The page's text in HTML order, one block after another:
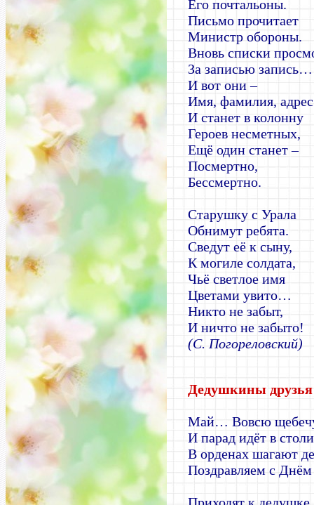
Его почтальоны.
Письмо прочитает
Министр обороны.
Вновь списки
За записью запись…
И вот они –
Имя, фамилия,
И станет в колонну
Героев несметных,
Ещё один станет –
Посмертно,
Бессмертно.
Старушку с Урала
Обнимут ребята.
Сведут её к сыну,
К могиле солдата,
Чьё светлое имя
Цветами увито…
Никто не забыт,
И ничто не забыто!
(С. Погореловский)
Дедушкины
Май… Вовсю
И парад идёт в
В орденах шагают
Поздравляем с